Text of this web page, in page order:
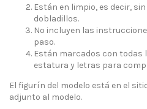
Están en limpio, es decir,
dobladillos.
No incluyen las
paso.
Están marcados con todas
estatura y letras para
El figurín del modelo está en el
adjunto al modelo.